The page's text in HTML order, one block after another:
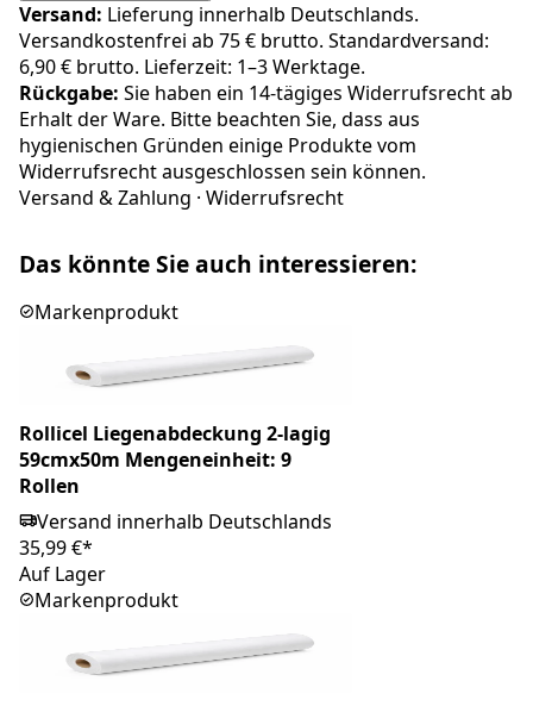
Versand: Lieferung innerhalb Deutschlands.
Versandkostenfrei ab 75 € brutto. Standardversand:
6,90 € brutto. Lieferzeit: 1–3 Werktage.
Rückgabe: Sie haben ein 14-tägiges Widerrufsrecht ab
Erhalt der Ware. Bitte beachten Sie, dass aus
hygienischen Gründen einige Produkte vom
Widerrufsrecht ausgeschlossen sein können.
Versand & Zahlung · Widerrufsrecht
Das könnte Sie auch interessieren:
Markenprodukt
Rollicel Liegenabdeckung 2-lagig
59cmx50m Mengeneinheit: 9
Rollen
Versand innerhalb Deutschlands
35,99 €*
Auf Lager
Markenprodukt